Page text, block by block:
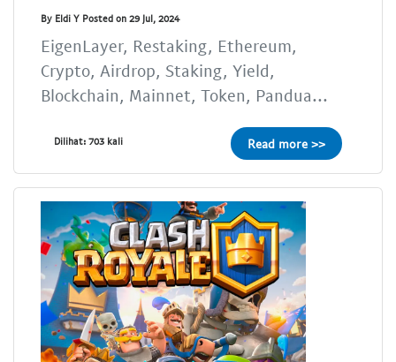
By Eldi Y Posted on 29 Jul, 2024
EigenLayer, Restaking, Ethereum,
Crypto, Airdrop, Staking, Yield,
Blockchain, Mainnet, Token, Pandua...
Dilihat: 703 kali Read more >>